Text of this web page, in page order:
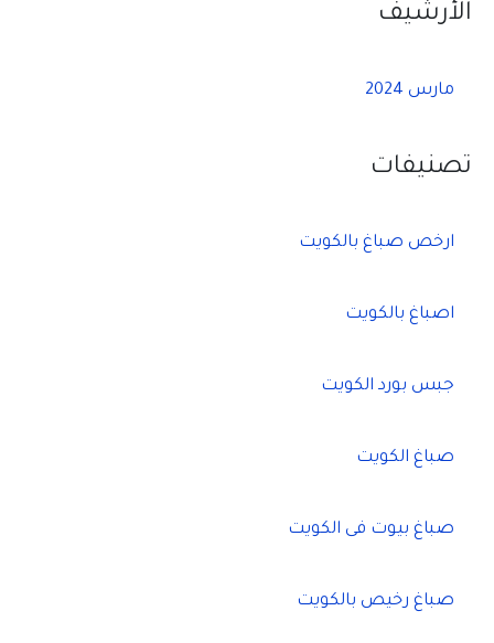
الأرشيف
مارس 2024
تصنيفات
ارخص صباغ بالكويت
اصباغ بالكويت
جبس بورد الكويت
صباغ الكويت
صباغ بيوت فى الكويت
صباغ رخيص بالكويت